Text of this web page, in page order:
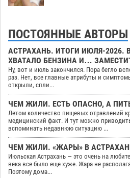
ПОСТОЯННЫЕ АВТОРЫ
АСТРАХАНЬ. ИТОГИ ИЮЛЯ-2026.
ХВАТАЛО БЕНЗИНА И…
Ну, вот и июль закончился. Пора бегло
раз. Нет, все главные атрибуты и
открыли, спли...
ЧЕМ ЖИЛИ. ЕСТЬ ОПАСНО, А
Летом количество пищевых отравлений
медицинский факт. И тут можно
вспоминать недавнюю ситуацию ...
ЧЕМ ЖИЛИ. «ЖАРЫ» В
Июльская Астрахань — это очень на
века все было еще хуже. Жара не
Поэтому дома...